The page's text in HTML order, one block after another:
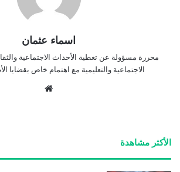
اسماء عثمان
محررة مسؤولة عن تغطية الأحداث الاجتماعية
الاجتماعية والتعليمية مع اهتمام خاص بقضايا
الأكثر مشاهدة